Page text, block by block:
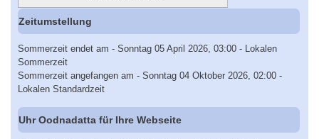
Zeitumstellung
Sommerzeit endet am - Sonntag 05 April 2026, 03:00 - Lokalen
Sommerzeit
Sommerzeit angefangen am - Sonntag 04 Oktober 2026, 02:00 -
Lokalen Standardzeit
Uhr Oodnadatta für Ihre Webseite